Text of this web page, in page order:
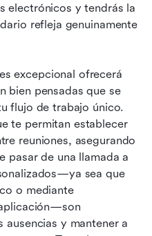
electrónicos y tendrás la
refleja genuinamente
excepcional ofrecerá
bien pensadas que se
flujo de trabajo único.
te permitan establecer
reuniones, asegurando
pasar de una llamada a
sea que
o mediante
ausencias y mantener a